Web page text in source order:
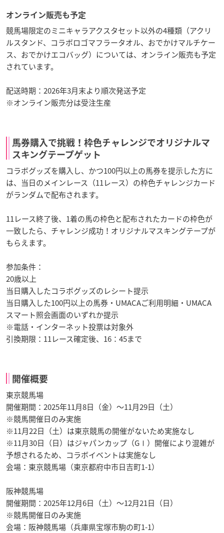
オンライン販売も予定
競馬場限定のミニキャラアクスタセット以外の4種類（アクリ
ルスタンド、コラボロゴマフラータオル、おでかけマルチケー
ス、おでかけエコバッグ）については、オンライン販売も予定
されています。
配送時期：2026年3月末より順次発送予定
※オンライン販売分は受注生産
馬券購入で挑戦！枠色チャレンジでオリジナルマ
スキングテープゲット
コラボグッズを購入し、かつ100円以上の馬券を提示した方に
は、当日のメインレース（11レース）の枠色チャレンジカード
がランダムで配布されます。
11レース終了後、1着の馬の枠色と配布されたカードの枠色が
一致したら、チャレンジ成功！オリジナルマスキングテープが
もらえます。
参加条件：
20歳以上
当日購入したコラボグッズのレシート提示
当日購入した100円以上の馬券・UMACAご利用明細・UMACA
スマート照会画面のいずれか提示
※電話・インターネット投票は対象外
引換期限：11レース確定後、16：45まで
開催概要
東京競馬場
開催期間：2025年11月8日（金）～11月29日（土）
※競馬開催日のみ実施
※11月22日（土）は東京競馬の開催がないため実施なし
※11月30日（日）はジャパンカップ（GⅠ）開催により混雑が
予想されるため、コラボイベントは実施なし
会場：東京競馬場（東京都府中市日吉町1-1）
阪神競馬場
開催期間：2025年12月6日（土）～12月21日（日）
※競馬開催日のみ実施
会場：阪神競馬場（兵庫県宝塚市駒の町1-1）